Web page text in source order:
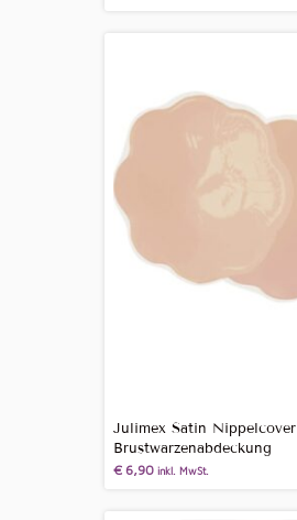
Julimex Satin Nippelcover
Brustwarzenabdeckung
€6,90 inkl. MwSt.